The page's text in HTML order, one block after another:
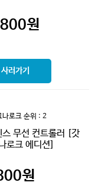
원
러가기
나로크 순위 : 2
무선 컨트롤러 [갓
로크 에디션]
원